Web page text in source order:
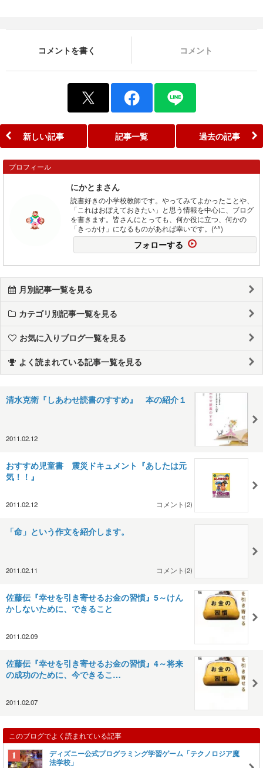
コメントを書く コメント
新しい記事 記事一覧 過去の記事
プロフィール
にかとまさん
読書好きの小学校教師です。やってみてよかったことや、
「これはおぼえておきたい」と思う情報を中心に、ブログ
を書きます。皆さんにとっても、何か役に立つ、何かの
「きっかけ」になるものがあれば幸いです。(^^)
フォローする
月別記事一覧を見る
カテゴリ別記事一覧を見る
お気に入りブログ一覧を見る
よく読まれている記事一覧を見る
清水克衛『しあわせ読書のすすめ』 本の紹介１
2011.02.12
おすすめ児童書 震災ドキュメント『あしたは元
気！！』
2011.02.12 コメント(2)
「命」という作文を紹介します。
2011.02.11 コメント(2)
佐藤伝『幸せを引き寄せるお金の習慣』5～けん
かしないために、できること
2011.02.09
佐藤伝『幸せを引き寄せるお金の習慣』4～将来
の成功のために、今できるこ…
2011.02.07
このブログでよく読まれている記事
ディズニー公式プログラミング学習ゲーム「テクノロジア魔
法学校」